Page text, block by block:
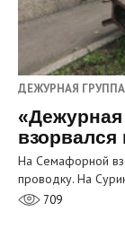
ДЕЖУРНАЯ ГРУППА
На Семафорной
проводку. На
709